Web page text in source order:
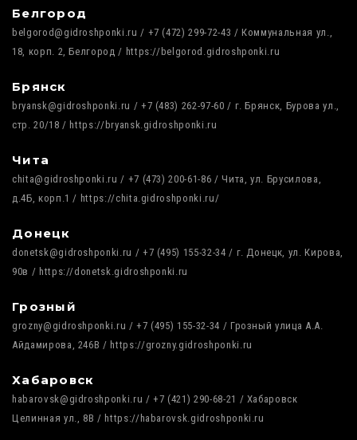
Белгород
belgorod@gidroshponki.ru / +7 (472) 299-72-43 / Коммунальная ул.,
18, корп. 2, Белгород / https://belgorod.gidroshponki.ru
Брянск
bryansk@gidroshponki.ru / +7 (483) 262-97-60 / г. Брянск, Бурова ул.,
стр. 20/18 / https://bryansk.gidroshponki.ru
Чита
chita@gidroshponki.ru / +7 (473) 200-61-86 / Чита, ул. Брусилова,
д.4Б, корп.1 / https://chita.gidroshponki.ru/
Донецк
donetsk@gidroshponki.ru / +7 (495) 155-32-34 / г. Донецк, ул. Кирова,
90в / https://donetsk.gidroshponki.ru
Грозный
grozny@gidroshponki.ru / +7 (495) 155-32-34 / Грозный улица А.А.
Айдамирова, 246В / https://grozny.gidroshponki.ru
Хабаровск
habarovsk@gidroshponki.ru / +7 (421) 290-68-21 / Хабаровск
Целинная ул., 8В / https://habarovsk.gidroshponki.ru